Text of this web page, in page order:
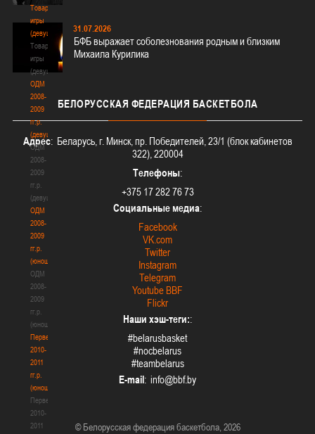
Товарищеские
игры
(девушки)
Товарищеские
игры
(девушки)
ОДМ
2008-
2009
гг.р.
(девушки)
ОДМ
2008-
2009
гг.р.
(девушки)
ОДМ
2008-
2009
гг.р.
(юноши)
ОДМ
2008-
2009
гг.р.
(юноши)
Первенство
2010-
2011
гг.р.
(юноши)
Первенство
2010-
2011
31.07.2026
БФБ выражает соболезнования родным и близким
Михаила Курилика
БЕЛОРУССКАЯ ФЕДЕРАЦИЯ БАСКЕТБОЛА
Адрес: Беларусь, г. Минск, пр. Победителей, 23/1 (блок кабинетов
322), 220004
Телефоны:
+375 17 282 76 73
Социальные медиа:
Facebook
VK.com
Twitter
Instagram
Telegram
Youtube BBF
Flickr
Наши хэш-теги::
#belarusbasket
#nocbelarus
#teambelarus
E-mail:
© Белорусская федерация баскетбола, 2026